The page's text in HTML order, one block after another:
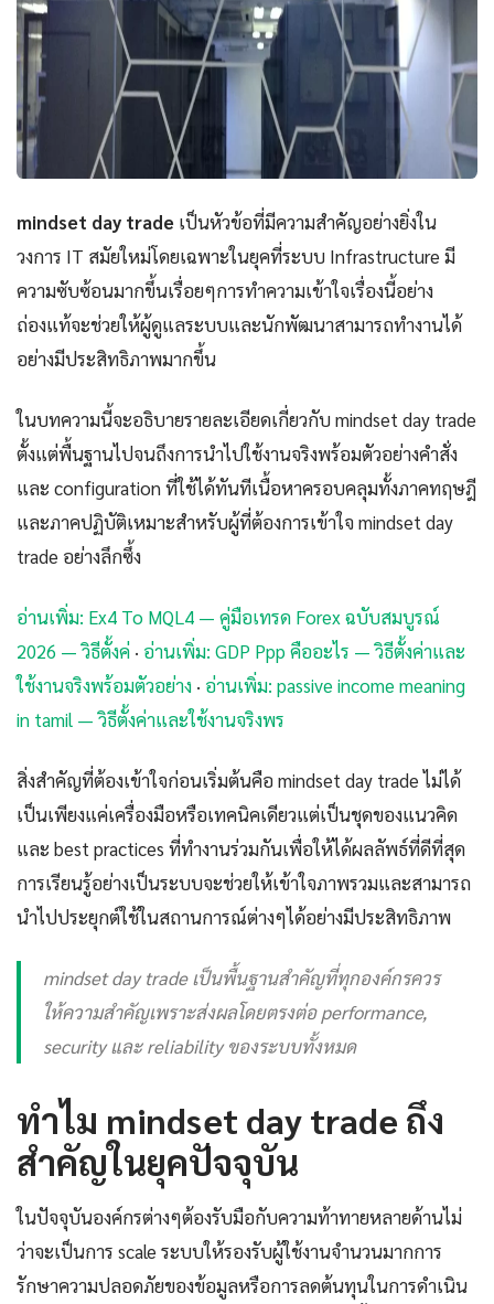
mindset day trade เป็นหัวข้อที่มีความสำคัญอย่างยิ่งใน
วงการ IT สมัยใหม่โดยเฉพาะในยุคที่ระบบ Infrastructure มี
ความซับซ้อนมากขึ้นเรื่อยๆการทำความเข้าใจเรื่องนี้อย่าง
ถ่องแท้จะช่วยให้ผู้ดูแลระบบและนักพัฒนาสามารถทำงานได้
อย่างมีประสิทธิภาพมากขึ้น
ในบทความนี้จะอธิบายรายละเอียดเกี่ยวกับ mindset day trade
ตั้งแต่พื้นฐานไปจนถึงการนำไปใช้งานจริงพร้อมตัวอย่างคำสั่ง
และ configuration ที่ใช้ได้ทันทีเนื้อหาครอบคลุมทั้งภาคทฤษฎี
และภาคปฏิบัติเหมาะสำหรับผู้ที่ต้องการเข้าใจ mindset day
trade อย่างลึกซึ้ง
อ่านเพิ่ม: Ex4 To MQL4 — คู่มือเทรด Forex ฉบับสมบูรณ์
2026 — วิธีตั้งค่ · อ่านเพิ่ม: GDP Ppp คืออะไร — วิธีตั้งค่าและ
ใช้งานจริงพร้อมตัวอย่าง · อ่านเพิ่ม: passive income meaning
in tamil — วิธีตั้งค่าและใช้งานจริงพร
สิ่งสำคัญที่ต้องเข้าใจก่อนเริ่มต้นคือ mindset day trade ไม่ได้
เป็นเพียงแค่เครื่องมือหรือเทคนิคเดียวแต่เป็นชุดของแนวคิด
และ best practices ที่ทำงานร่วมกันเพื่อให้ได้ผลลัพธ์ที่ดีที่สุด
การเรียนรู้อย่างเป็นระบบจะช่วยให้เข้าใจภาพรวมและสามารถ
นำไปประยุกต์ใช้ในสถานการณ์ต่างๆได้อย่างมีประสิทธิภาพ
mindset day trade เป็นพื้นฐานสำคัญที่ทุกองค์กรควร
ให้ความสำคัญเพราะส่งผลโดยตรงต่อ performance,
security และ reliability ของระบบทั้งหมด
ทำไม mindset day trade ถึง
สำคัญในยุคปัจจุบัน
ในปัจจุบันองค์กรต่างๆต้องรับมือกับความท้าทายหลายด้านไม่
ว่าจะเป็นการ scale ระบบให้รองรับผู้ใช้งานจำนวนมากการ
รักษาความปลอดภัยของข้อมูลหรือการลดต้นทุนในการดำเนิน